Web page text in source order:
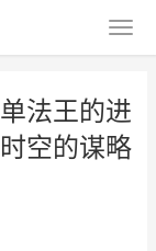
法王的进
空的谋略